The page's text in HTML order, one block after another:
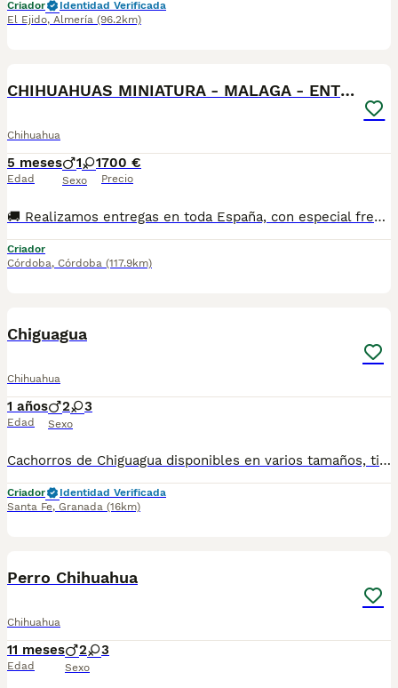
Criador
Identidad Verificada
El Ejido, Almería (96.2km)
CHIHUAHUAS MINIATURA - MALAGA - ENTREGA
Chihuahua
5 meses
Edad
1 1
Sexo
700 €
Precio
🚚 Realizamos entregas en toda España, con especial frecuencia en **Andalucía**: Sevilla, Málaga, Cádiz, Córdoba, Granada, Jaén, Huelva y Almería. También entregamos habitualmente en Marbella, Jerez de la Frontera, Estepona, Fuengirola, Benalmádena, Mijas, Dos Hermanas y cualquier punto de España. **Entrega 100% a contrarreembolso.** No tendrás que adelantar el importe del cachorro. Lo recibirás en la puerta de tu casa mediante transporte especializado y podrás comprobar que todo está correcto antes de realizar el pago. Nuestros cachorros se entregan: Vacunados y desparasitados según su edad. Con microchip, cartilla veterinaria y documentación al día. Revisados veterinariamente antes de salir de nuestras instalaciones. Procedentes de excelentes líneas, seleccionadas por salud, carácter y morfología. Perfectamente socializados y acostumbrados al contacto diario con personas. ✅ Iniciados en el aprendizaje para hacer sus necesidades sobre empapador, facilitando su adaptación al nuevo hogar. ✅ Con asesoramiento personalizado antes y después de la entrega. Nuestro objetivo no es vender un cachorro más. Queremos que cada familia reciba un compañero sano, equilibrado y criado con el máximo cuidado desde el primer día. 📩 Si deseas fotografías, vídeos o más información, escríbenos por privado. Estaremos encantados de ayudarte a encontrar el compañero perfecto670864332 . .
Criador
Córdoba, Córdoba (117.9km)
Chiguagua
Chihuahua
1 años
Edad
2 3
Sexo
Cachorros de Chiguagua disponibles en varios tamaños, tipos (cabeza de manzana y cabeza de venado, pelo corto y pelo largo) y colores (negro, azul o gris, chocolate, rojo, crema, blanco, sable,..etc). Los perritos se entregan con unos dos meses y medio de edad y sus vacunas correspondientes, desparasitados y certificado de salud Todos los cachorros son descendientes de las mejores líneas nacionales. Se entregan en toda España con transporte de alta calidad preparado para animales, van en vehículo climatizado con chófer particular a cargo del comprador. Si tienes dudas o consultas sobre la raza, podemos resolver tus dudas por whats app ;) Abogamos por una cría en un ambiente familiar con personas con vocación en una cría ética y responsable, y que por encima de todo, aman a los animales. Teléfono / Whats app: 641 92 23 90 Precio a partir de 800€
Criador
Identidad Verificada
Santa Fe, Granada (16km)
Perro Chihuahua
Chihuahua
11 meses
Edad
2 3
Sexo